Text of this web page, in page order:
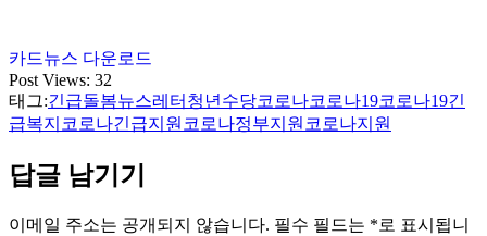
카드뉴스 다운로드
Post Views: 32
태그:긴급돌봄뉴스레터 청년수당코로나코로나19코로나19긴
급복지 코로나긴급지원 코로나정부지원 코로나지원
답글 남기기
이메일 주소는 공개되지 않습니다. 필수 필드는 *로 표시됩니